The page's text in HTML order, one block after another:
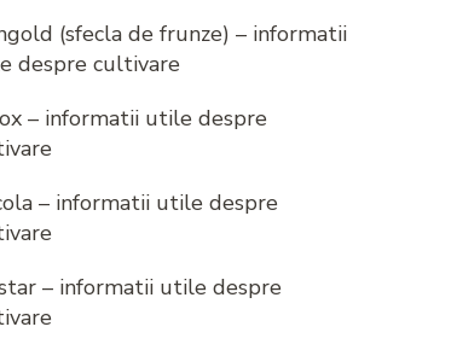
(sfecla de frunze) – informatii
despre cultivare
– informatii utile despre
– informatii utile despre
– informatii utile despre